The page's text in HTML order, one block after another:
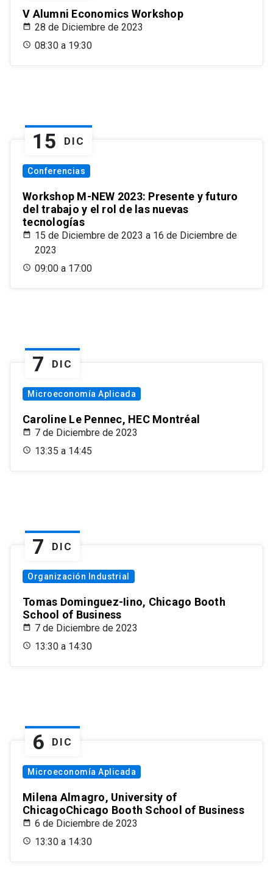
V Alumni Economics Workshop
28 de Diciembre de 2023
08:30 a 19:30
15 DIC
Conferencias
Workshop M-NEW 2023: Presente y futuro
del trabajo y el rol de las nuevas
tecnologías
15 de Diciembre de 2023 a 16 de Diciembre de
2023
09:00 a 17:00
7 DIC
Microeconomía Aplicada
Caroline Le Pennec, HEC Montréal
7 de Diciembre de 2023
13:35 a 14:45
7 DIC
Organización Industrial
Tomas Dominguez-Iino, Chicago Booth
School of Business
7 de Diciembre de 2023
13:30 a 14:30
6 DIC
Microeconomía Aplicada
Milena Almagro, University of
ChicagoChicago Booth School of Business
6 de Diciembre de 2023
13:30 a 14:30